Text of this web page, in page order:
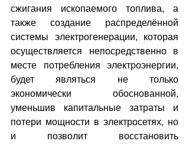
сжигания ископаемого топлива, а
также создание распределённой
системы электрогенерации, которая
осуществляется непосредственно в
месте потребления электроэнергии,
будет являться не только
экономически обоснованной,
уменьшив капитальные затраты и
потери мощности в электросетях, но
и позволит восстановить